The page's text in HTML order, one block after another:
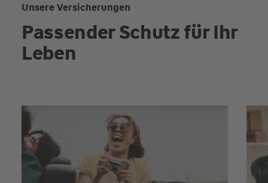
Unsere Versicherungen
Passender Schutz für Ihr
Leben